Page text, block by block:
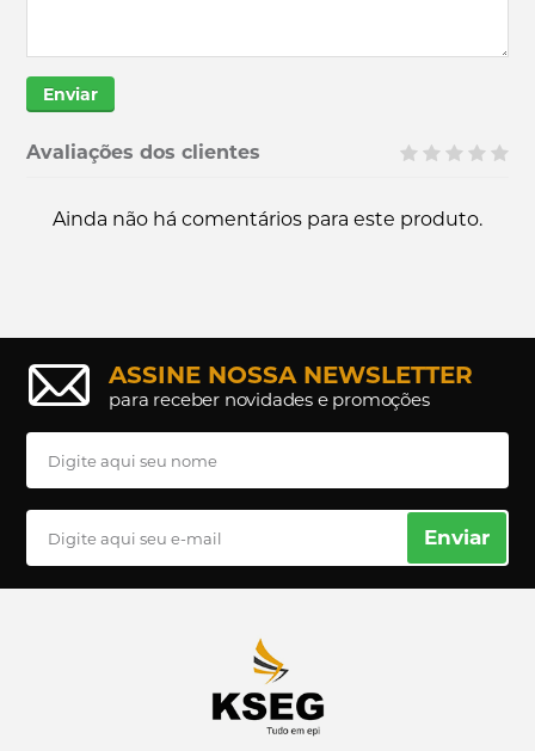
Enviar
Avaliações dos clientes
Ainda não há comentários para este produto.
ASSINE NOSSA NEWSLETTER
para receber novidades e promoções
Enviar